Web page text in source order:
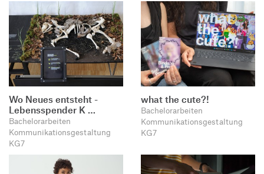
Wo Neues entsteht -
Lebensspender K …
Bachelorarbeiten
Kommunikationsgestaltung
KG7
what the cute?!
Bachelorarbeiten
Kommunikationsgestaltung
KG7